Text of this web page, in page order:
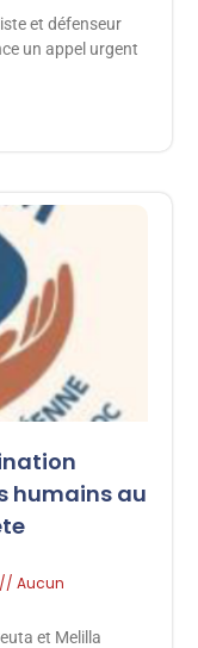
et défenseur
un appel urgent
humains au
Aucun
et Melilla